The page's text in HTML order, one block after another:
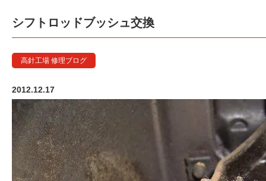
シフトロッドブッシュ交換
高針工場 修理ブログ
2012.12.17